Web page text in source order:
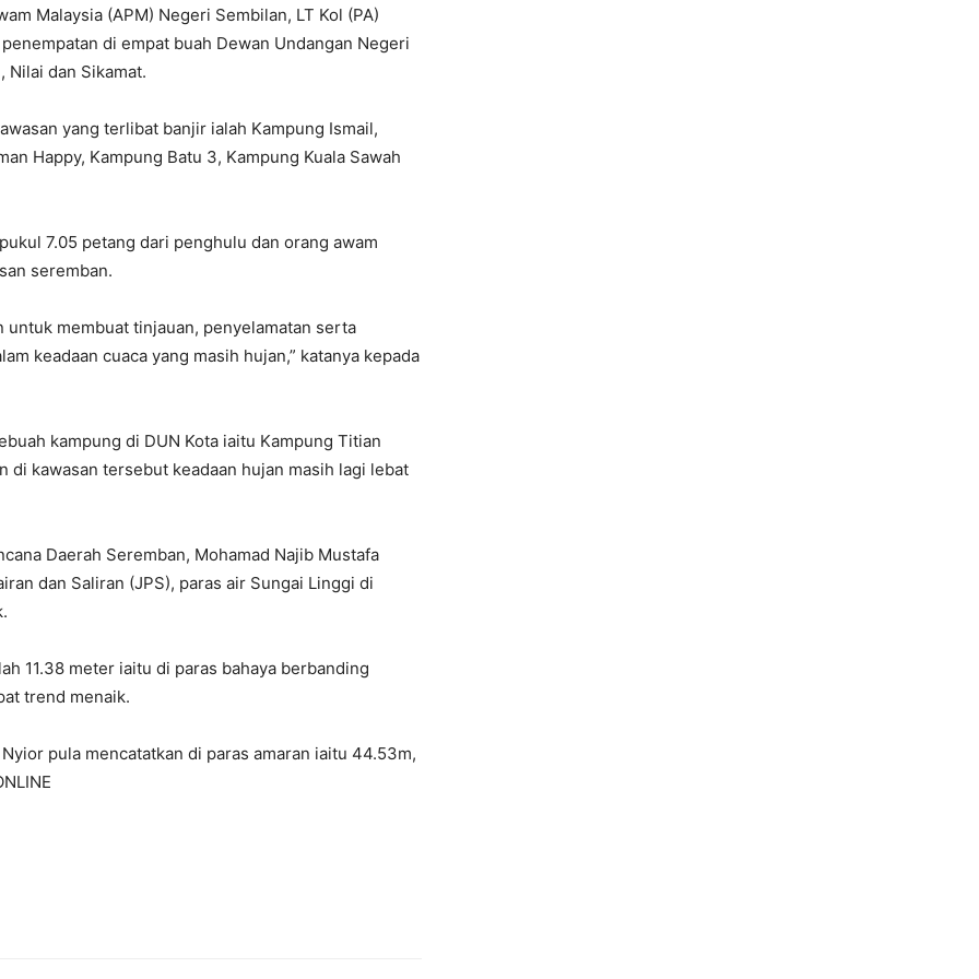
Malaysia (APM) Negeri Sembilan, LT Kol (PA)
di empat buah Dewan Undangan Negeri
Nilai dan Sikamat.
yang terlibat banjir ialah Kampung Ismail,
Happy, Kampung Batu 3, Kampung Kuala Sawah
7.05 petang dari penghulu dan orang awam
seremban.
untuk membuat tinjauan, penyelamatan serta
keadaan cuaca yang masih hujan,” katanya kepada
kampung di DUN Kota iaitu Kampung Titian
kawasan tersebut keadaan hujan masih lagi lebat
Daerah Seremban, Mohamad Najib Mustafa
dan Saliran (JPS), paras air Sungai Linggi di
11.38 meter iaitu di paras bahaya berbanding
trend menaik.
pula mencatatkan di paras amaran iaitu 44.53m,